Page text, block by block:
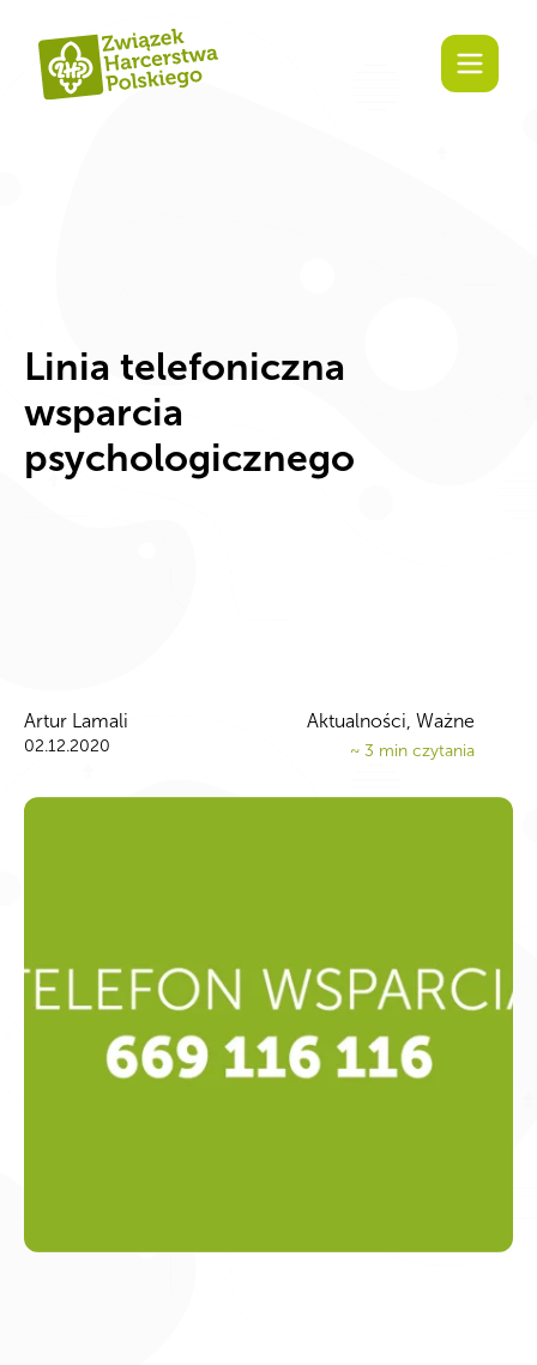
Linia telefoniczna
wsparcia
psychologicznego
Artur Lamali
02.12.2020
Aktualności, Ważne
~ 3 min czytania